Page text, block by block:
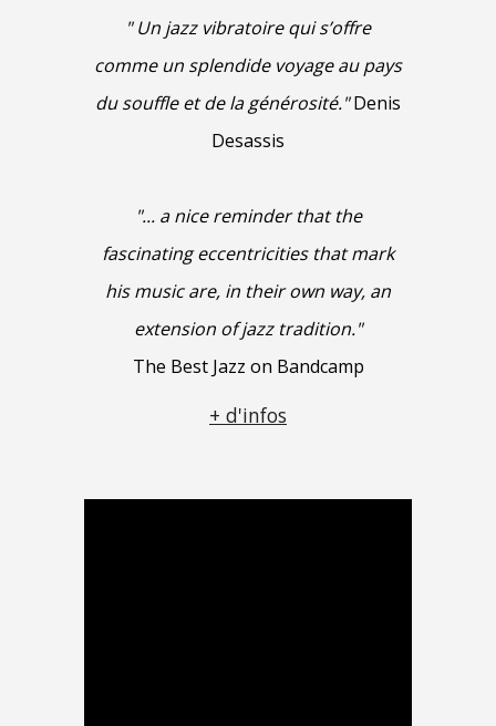
"Un jazz vibratoire qui s’offre
comme un splendide voyage au pays
du souffle et de la générosité."Denis
Desassis
"... a nice reminder that the
fascinating eccentricities that mark
his music are, in their own way, an
extension of jazz tradition."
The Best Jazz on Bandcamp
+ d'infos